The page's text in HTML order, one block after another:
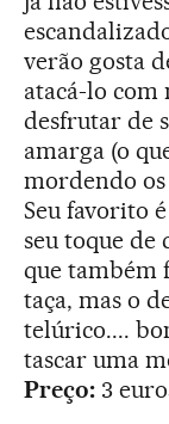
verão gosta
atacá-lo
desfrutar de
amarga (o
mordendo os
Seu favorito
seu toque de
que também
taça, mas o
telúrico....
tascar uma
Preço:3